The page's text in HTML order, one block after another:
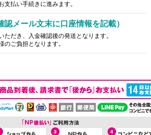
支払い手続きに進みます。
メール文末に口座情報を記載）
ただき、入金確認後の発送となります。
のご負担となります。